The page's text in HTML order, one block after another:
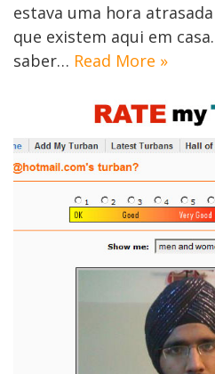
estava uma hora
que existem aqui em
saber… Read More »